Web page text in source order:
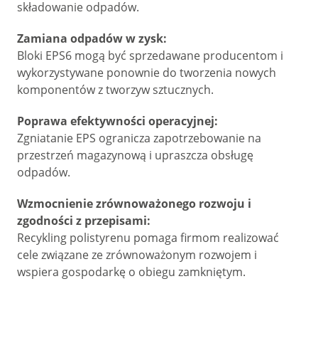
składowanie odpadów.
Zamiana odpadów w zysk:
Bloki EPS6 mogą być sprzedawane producentom i
wykorzystywane ponownie do tworzenia nowych
komponentów z tworzyw sztucznych.
Poprawa efektywności operacyjnej:
Zgniatanie EPS ogranicza zapotrzebowanie na
przestrzeń magazynową i upraszcza obsługę
odpadów.
Wzmocnienie zrównoważonego rozwoju i
zgodności z przepisami:
Recykling polistyrenu pomaga firmom realizować
cele związane ze zrównoważonym rozwojem i
wspiera gospodarkę o obiegu zamkniętym.